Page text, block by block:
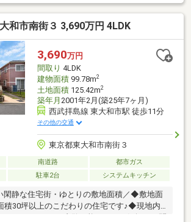
和市南街３ 3,690万円 4LDK
3,690万円
間取り 4LDK
建物面積99.78m2
土地面積125.42m2
築年月 2001年2月(築25年7ヶ月)
西武拝島線 東大和市駅 徒歩11分
その他の交通
東京都東大和市南街３
南道路
都市ガス
駐車2台 システムキッチン
閑静な住宅街・ゆとりの敷地面積／◆敷地面
積30坪以上のこだわりの住宅です♪◆現地内